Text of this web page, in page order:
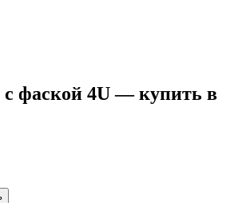
фаской 4U — купить в